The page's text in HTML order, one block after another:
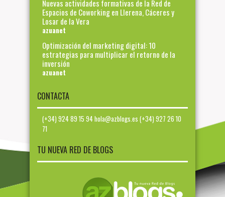
Nuevas actividades formativas de la Red de
Espacios de Coworking en Llerena, Cáceres y
Losar de la Vera
azuanet
Optimización del marketing digital: 10
estrategias para multiplicar el retorno de la
inversión
azuanet
CONTACTA
(+34) 924 89 15 94 hola@azblogs.es (+34) 927 26 10
71
TU NUEVA RED DE BLOGS